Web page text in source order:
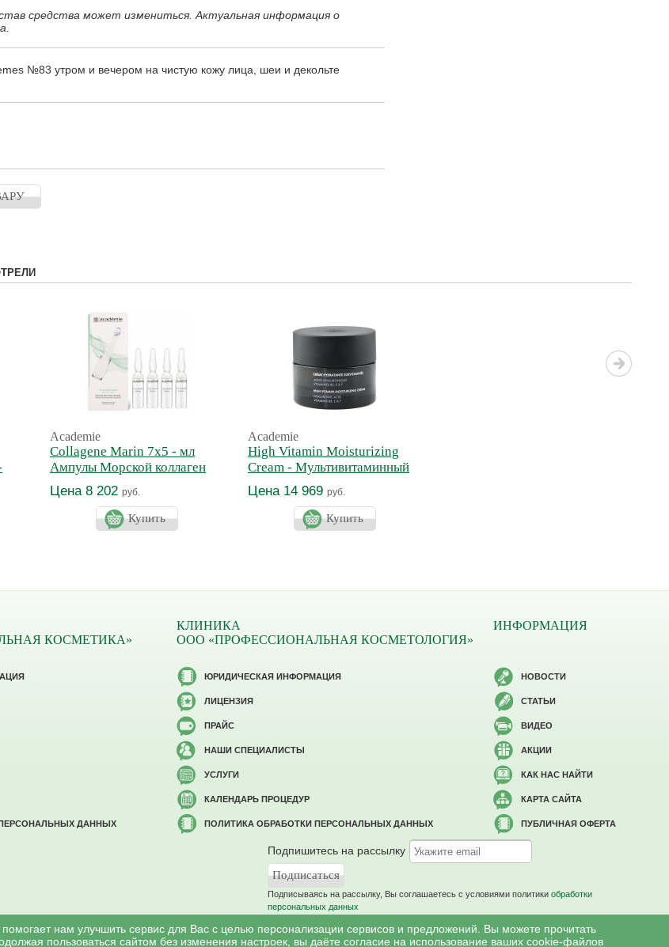
средства может измениться. Актуальная информация о
№83 утром и вечером на чистую кожу лица, шеи и декольте
Academie
Collagene Marin 7x5 - мл
Ампулы Морской коллаген
(Интенсивное омоложение)
Цена 8 202 руб.
Купить
Academie
High Vitamin Moisturizing
Cream - Мультивитаминный
увлажняющий крем
Цена 14 969 руб.
Купить
КОСМЕТИКА»
ДАННЫХ
КЛИНИКА
ООО «ПРОФЕССИОНАЛЬНАЯ КОСМЕТОЛОГИЯ»
ЮРИДИЧЕСКАЯ ИНФОРМАЦИЯ
ЛИЦЕНЗИЯ
ПРАЙС
НАШИ СПЕЦИАЛИСТЫ
УСЛУГИ
КАЛЕНДАРЬ ПРОЦЕДУР
ПОЛИТИКА ОБРАБОТКИ ПЕРСОНАЛЬНЫХ ДАННЫХ
ИНФОРМАЦИЯ
НОВОСТИ
СТАТЬИ
ВИДЕО
АКЦИИ
КАК НАС НАЙТИ
КАРТА САЙТА
ПУБЛИЧНАЯ ОФЕРТА
Подпишитесь на рассылку
Подписываясь на рассылку, Вы соглашаетесь c условиями политики обработки
персональных данных
нам улучшить сервис для Вас с целью персонализации сервисов и предложений. Вы можете прочитать
пользоваться сайтом без изменения настроек, вы даёте согласие на использование ваших cookie-файлов